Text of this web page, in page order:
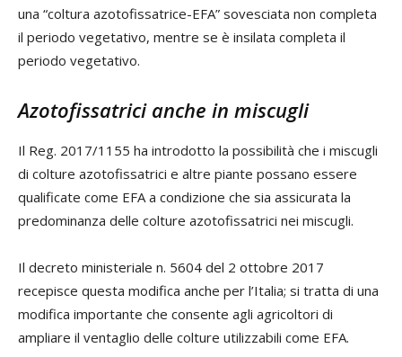
una “coltura azotofissatrice-EFA” sovesciata non completa
il periodo vegetativo, mentre se è insilata completa il
periodo vegetativo.
Azotofissatrici anche in miscugli
Il Reg. 2017/1155 ha introdotto la possibilità che i miscugli
di colture azotofissatrici e altre piante possano essere
qualificate come EFA a condizione che sia assicurata la
predominanza delle colture azotofissatrici nei miscugli.
Il decreto ministeriale n. 5604 del 2 ottobre 2017
recepisce questa modifica anche per l’Italia; si tratta di una
modifica importante che consente agli agricoltori di
ampliare il ventaglio delle colture utilizzabili come EFA.